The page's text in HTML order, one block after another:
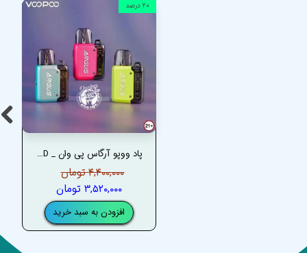
پاد ووپو آرگاس پی وان _ VOOPOO ARGUS P1 POD
۴,۴۰۰,۰۰۰ تومان
۳,۵۲۰,۰۰۰ تومان
افزودن به سبد خرید
۲۰ درصد